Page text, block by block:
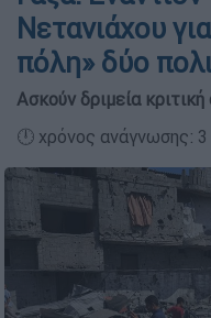
Νετανιάχου
πόλη» δύο
Ασκούν δριμεία
🕛 χρόνος ανάγνωσης: